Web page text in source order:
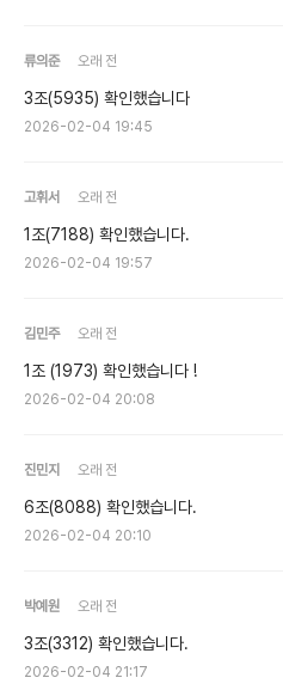
류의준 오래 전
3조(5935) 확인했습니다
2026-02-04 19:45
고휘서 오래 전
1조(7188) 확인했습니다.
2026-02-04 19:57
김민주 오래 전
1조 (1973) 확인했습니다 !
2026-02-04 20:08
진민지 오래 전
6조(8088) 확인했습니다.
2026-02-04 20:10
박예원 오래 전
3조(3312) 확인했습니다.
2026-02-04 21:17